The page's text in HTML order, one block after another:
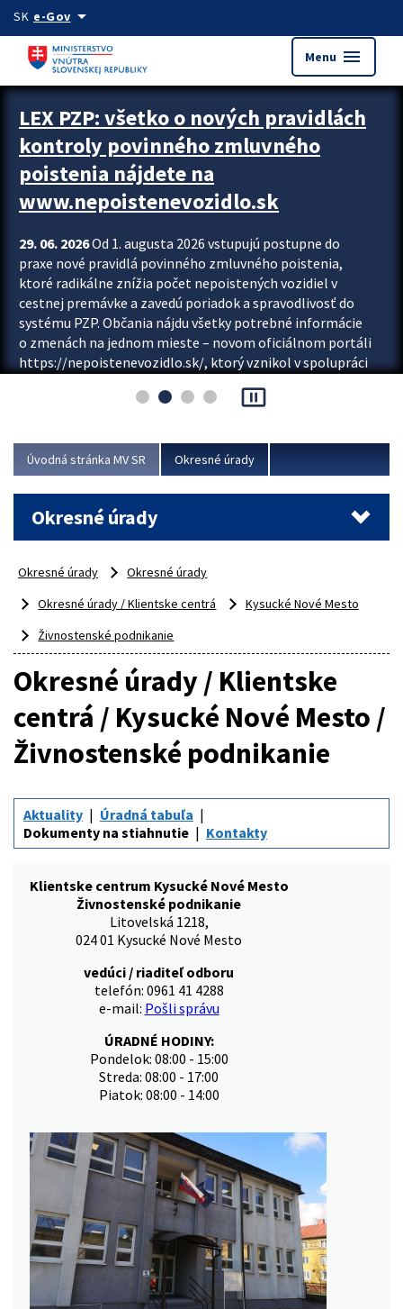
Preskocit na hlavný obsah
SK e-Govarrow_drop_down
Menu menu
Zastavit automatický posun upútavok
LEX PZP: všetko o nových pravidlách
kontroly povinného zmluvného
poistenia nájdete na
www.nepoistenevozidlo.sk
29. 06. 2026Od 1. augusta 2026 vstupujú postupne do
praxe nové pravidlá povinného zmluvného poistenia,
ktoré radikálne znížia počet nepoistených vozidiel v
cestnej premávke a zavedú poriadok a spravodlivosť do
systému PZP. Občania nájdu všetky potrebné informácie
o zmenách na jednom mieste – novom oficiálnom portáli
https://nepoistenevozidlo.sk/, ktorý vznikol v spolupráci
asociácie poisťovní (SLASPO) a Ministerstva vnútra SR.
Viac
pause_presentation
Úvodná stránka MV SR Okresné úrady
Okresné úrady
Okresné úrady
Okresné úrady
Okresné úrady / Klientske centrá
Kysucké Nové Mesto
Živnostenské podnikanie
Okresné úrady / Klientske
centrá / Kysucké Nové Mesto /
Živnostenské podnikanie
Aktuality
Úradná tabuľa
Dokumenty na stiahnutie
Kontakty
Klientske centrum Kysucké Nové Mesto
Živnostenské podnikanie
Litovelská 1218,
024 01 Kysucké Nové Mesto
vedúci / riaditeľ odboru
telefón: 0961 41 4288
e-mail: Pošli správu
ÚRADNÉ HODINY:
Pondelok: 08:00 - 15:00
Streda: 08:00 - 17:00
Piatok: 08:00 - 14:00